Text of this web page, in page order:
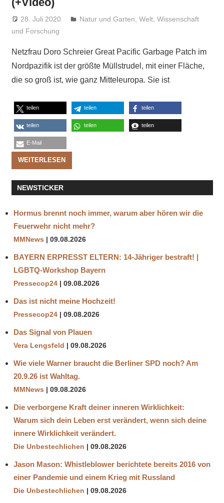
28. Juli 2020 Niki Vogt
Natur und Garten ,Welt ,Wissenschaft
und Forschung
Netzfrau Doro Schreier Great Pacific Garbage Patch im
Nordpazifik ist der größte Müllstrudel, mit einer Fläche,
die so groß ist, wie ganz Mitteleuropa. Sie ist
teilen teilen teilen
teilen teilen teilen
E-Mail
WEITERLESEN
NEWSTICKER
Hormus brennt noch immer, warum aber hören wir die
Feuerwehr nicht mehr?
MMNews 09.08.2026
BAYERN ERPRESST ELTERN: 14-Jähriger bestraft! |
LGBTQ-Workshop Bayern
Pressecop24 09.08.2026
Das ist nicht meine Hochzeit!
Pressecop24 09.08.2026
Das Signal von Plauen
Vera Lengsfeld 09.08.2026
Wie viele Warner braucht die Berliner SPD noch? Am
20.9.26 ist Wahltag.
MMNews 09.08.2026
Die verborgene Kraft deiner inneren Wirklichkeit:
Warum sich dein Leben erst verändert, wenn sich deine
innere Wirklichkeit verändert.
Die Unbestechlichen 09.08.2026
Jason Mason: Whistleblower berichtete bereits 2016 von
einer Pandemie und einem Krieg mit Russland
Die Unbestechlichen 09.08.2026